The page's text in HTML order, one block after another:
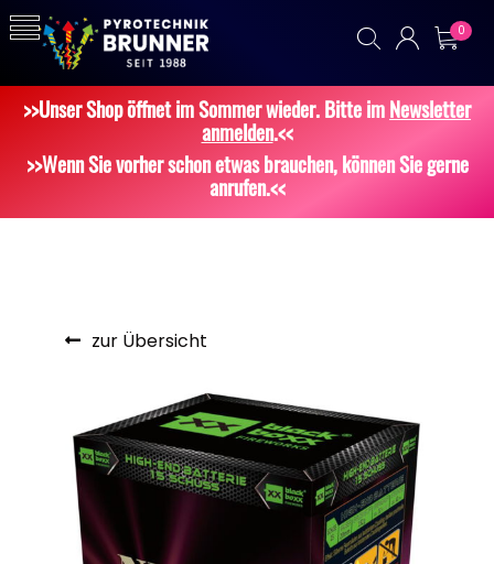
0
>>Unser Shop öffnet im Sommer wieder. Bitte imNewsletter
anmelden.<<
>>Wenn Sie vorher schon etwas brauchen, können Sie gerne
anrufen.<<
zur Übersicht